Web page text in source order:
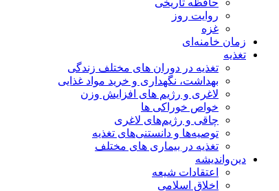
حافظه تاریخی
روایت روز
غزه
زمان خامنه‌ای
تغذیه
تغذیه در دوران های مختلف زندگی
بهداشت، نگهداری و خرید مواد غذایی
لاغری و رژیم های افزایش وزن
خواص خوراكی ها
چاقی و رژیم‌های لاغری
توصیه‌ها و دانستنی‌های تغذیه
تغذیه در بیماری های مختلف
دین‌واندیشه
اعتقادات شیعه
اخلاق اسلامی